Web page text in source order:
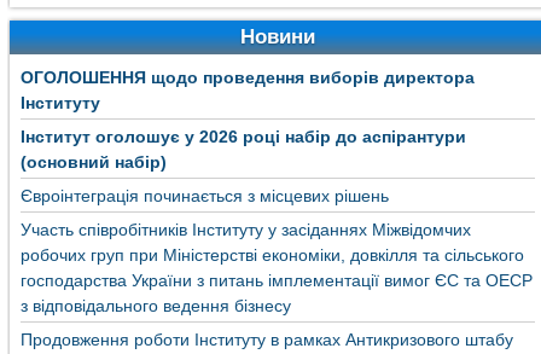
Новини
ОГОЛОШЕННЯ щодо проведення виборів директора
Інституту
Інститут оголошує у 2026 році набір до аспірантури
(основний набір)
Євроінтеграція починається з місцевих рішень
Участь співробітників Інституту у засіданнях Міжвідомчих
робочих груп при Міністерстві економіки, довкілля та сільського
господарства України з питань імплементації вимог ЄС та ОЕСР
з відповідального ведення бізнесу
Продовження роботи Інституту в рамках Антикризового штабу